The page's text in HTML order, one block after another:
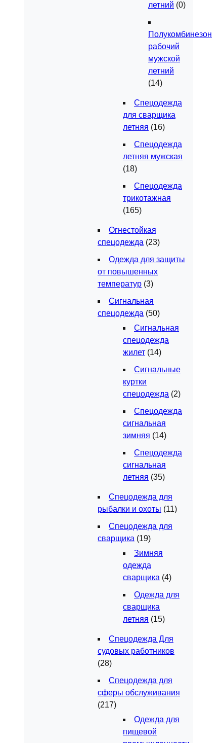
летний (0)
Полукомбинезон
рабочий
мужской
летний
(14)
Спецодежда
для сварщика
летняя (16)
Спецодежда
летняя мужская
(18)
Спецодежда
трикотажная
(165)
Огнестойкая
спецодежда (23)
Одежда для защиты
от повышенных
температур (3)
Сигнальная
спецодежда (50)
Сигнальная
спецодежда
жилет (14)
Сигнальные
куртки
спецодежда (2)
Спецодежда
сигнальная
зимняя (14)
Спецодежда
сигнальная
летняя (35)
Спецодежда для
рыбалки и охоты (11)
Спецодежда для
сварщика (19)
Зимняя
одежда
сварщика (4)
Одежда для
сварщика
летняя (15)
Спецодежда Для
судовых работников
(28)
Спецодежда для
сферы обслуживания
(217)
Одежда для
пищевой